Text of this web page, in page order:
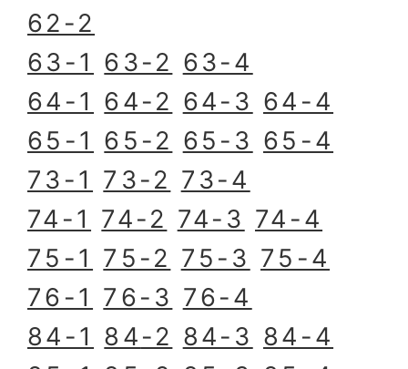
62-2
63-1 63-2 63-4
64-1 64-2 64-3 64-4
65-1 65-2 65-3 65-4
73-1 73-2 73-4
74-1 74-2 74-3 74-4
75-1 75-2 75-3 75-4
76-1 76-3 76-4
84-1 84-2 84-3 84-4